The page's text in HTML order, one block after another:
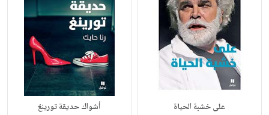
على خشبة الحياة أشواك حديقة تورينغ